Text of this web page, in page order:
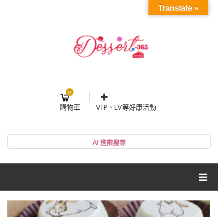
0
購物車 VIP、LV等好康活動
帳號
網紅媽咪蛋糕心得分享
Translate »